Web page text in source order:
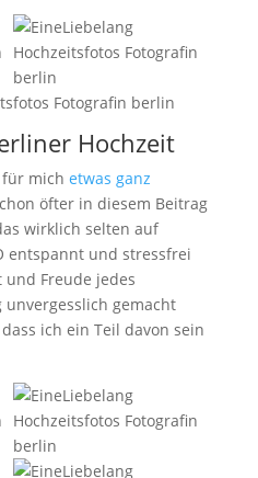
Hochzeit
für mich etwas ganz
öfter in diesem Beitrag
wirklich selten auf
entspannt und stressfrei
Freude jedes
unvergesslich gemacht
ich ein Teil davon sein